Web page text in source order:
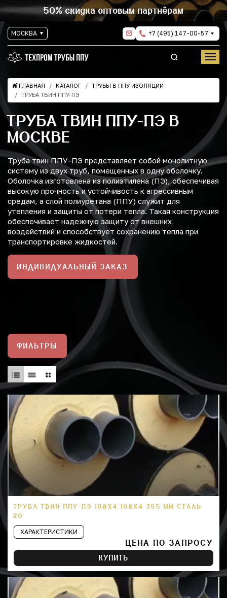
50% скидка оптовым партнёрам
МОСКВА +7 (495) 147-00-57
ГЛАВНАЯ КАТАЛОГ
ТРУБЫ В ППУ ИЗОЛЯЦИИ
ТРУБА ТВИН ППУ-ПЭ
ТРУБА ТВИН ППУ-ПЭ В
МОСКВЕ
Труба твин ППУ-ПЭ представляет собой монолитную
систему из двух труб, помещенных в одну оболочку.
Оболочка изготовлена из полиэтилена (ПЭ), обеспечивая
высокую прочность и устойчивость к агрессивным
средам, а слой полиуретана (ППУ) служит для
утепления и защиты от потери тепла. Такая конструкция
обеспечивает надежную защиту от внешних
воздействий и способствует сохранению тепла при
транспортировке жидкостей.
ИНДИВИДУАЛЬНЫЙ ЗАКАЗ
ФИЛЬТРЫ
ТРУБА ТВИН ППУ-ПЭ 108Х4 108Х4 355 ММ СТАЛЬ
20
ХАРАКТЕРИСТИКИ
ЦЕНА ПО ЗАПРОСУ
КУПИТЬ